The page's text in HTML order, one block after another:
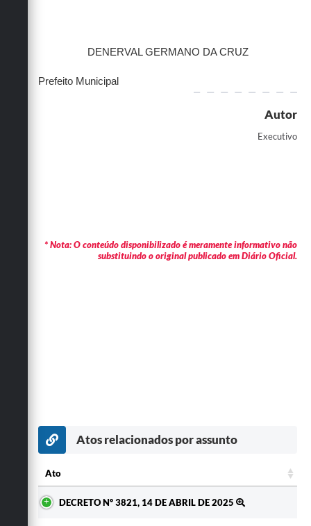
DENERVAL GERMANO DA CRUZ
Prefeito Municipal
Autor
Executivo
* Nota: O conteúdo disponibilizado é meramente informativo não
substituindo o original publicado em Diário Oficial.
Atos relacionados por assunto
Ato
DECRETO Nº 3821, 14 DE ABRIL DE 2025